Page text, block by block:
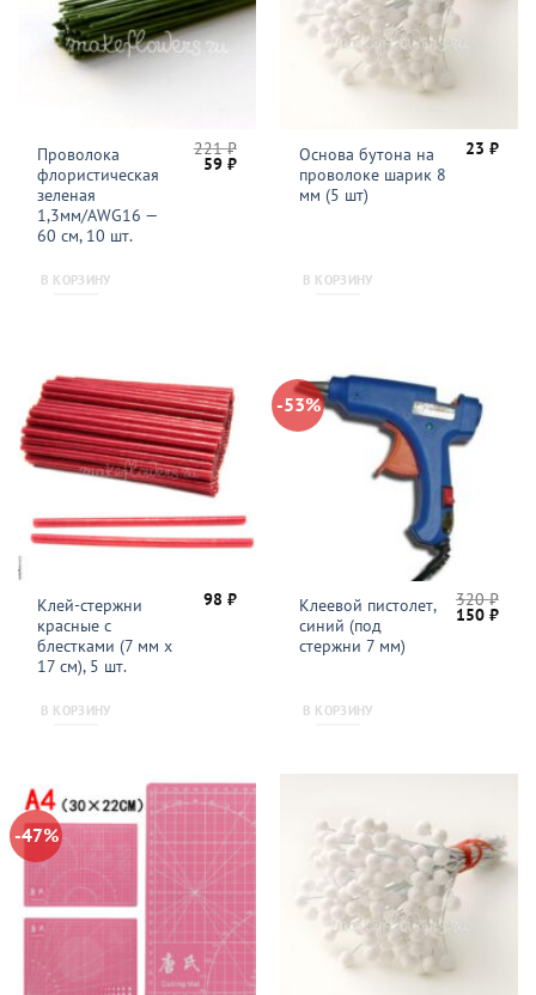
Проволока
флористическая
зеленая
1,3мм/AWG16 —
60 см, 10 шт.
221₽
Первоначальная
59 ₽Текущая
В КОРЗИНУ
Основа бутона на
проволоке шарик 8
мм (5 шт)
23 ₽
В КОРЗИНУ
Клей-стержни
красные с
блестками (7 мм х
17 см), 5 шт.
98 ₽
В КОРЗИНУ
-53%
Клеевой пистолет,
синий (под
стержни 7 мм)
320₽
150 ₽
В КОРЗИНУ
-47%